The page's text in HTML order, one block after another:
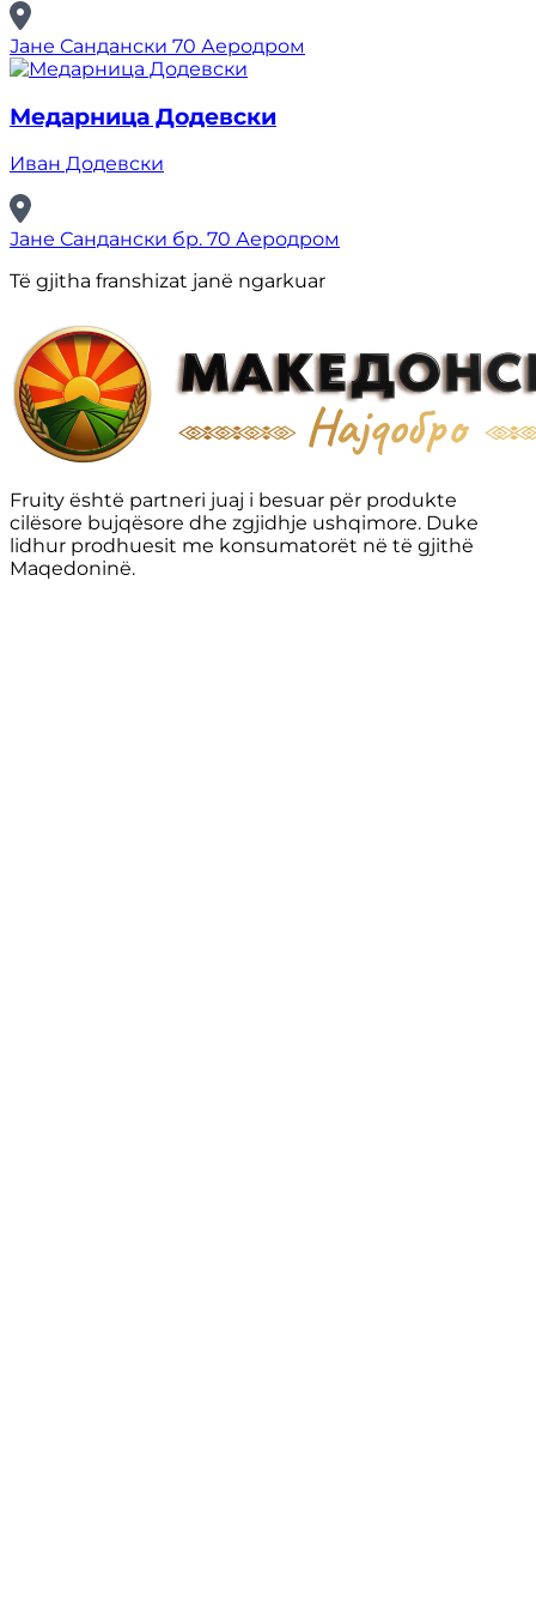
Јане Сандански 70 Аеродром
Медарница Додевски
Иван Додевски
Јане Сандански бр. 70 Аеродром
Të gjitha franshizat janë ngarkuar
Fruity është partneri juaj i besuar për produkte
cilësore bujqësore dhe zgjidhje ushqimore. Duke
lidhur prodhuesit me konsumatorët në të gjithë
Maqedoninë.